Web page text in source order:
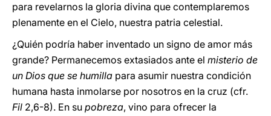
para revelarnos la gloria divina que contemplaremos
plenamente en el Cielo, nuestra patria celestial.
¿Quién podría haber inventado un signo de amor más
grande? Permanecemos extasiados ante el misterio de
un Dios que se humilla para asumir nuestra condición
humana hasta inmolarse por nosotros en la cruz (cfr.
Fil 2,6-8). En su pobreza, vino para ofrecer la